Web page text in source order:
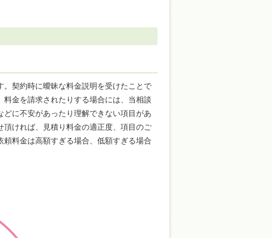
契約時に曖昧な料金説明を受けたことで
金を請求されたりする場合には、当相談
に不安があったり理解できない項目があ
ければ、見積り料金の適正度、項目のご
料金は高額すぎる場合、低額すぎる場合